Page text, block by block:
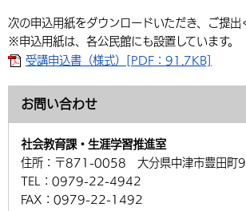
次の申込用紙をダウンロードいただき、ご提出
※申込用紙は、各公民館にも設置しています。
受講申込書（様式）[PDF：91.7KB]
お問い合わせ
社会教育課・生涯学習推進室
住所： 〒871-0058 大分県中津市豊田町
TEL： 0979-22-4942
FAX： 0979-22-1492